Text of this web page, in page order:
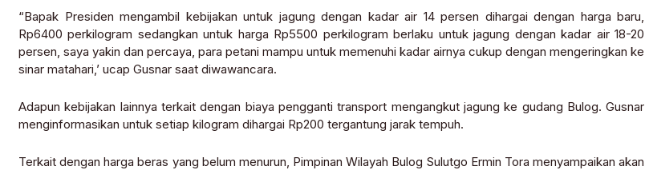
“Bapak Presiden mengambil kebijakan untuk jagung dengan kadar air 14 persen dihargai dengan harga baru,
Rp6400 perkilogram sedangkan untuk harga Rp5500 perkilogram berlaku untuk jagung dengan kadar air 18-20
persen, saya yakin dan percaya, para petani mampu untuk memenuhi kadar airnya cukup dengan mengeringkan ke
sinar matahari,’ ucap Gusnar saat diwawancara.
Adapun kebijakan lainnya terkait dengan biaya pengganti transport mengangkut jagung ke gudang Bulog. Gusnar
menginformasikan untuk setiap kilogram dihargai Rp200 tergantung jarak tempuh.
Terkait dengan harga beras yang belum menurun, Pimpinan Wilayah Bulog Sulutgo Ermin Tora menyampaikan akan